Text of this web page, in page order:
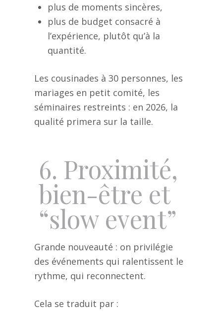
plus de moments sincères,
plus de budget consacré à
l’expérience, plutôt qu’à la
quantité.
Les cousinades à 30 personnes, les
mariages en petit comité, les
séminaires restreints : en 2026, la
qualité primera sur la taille.
6. Proximité,
bien-être et
“slow event”
Grande nouveauté : on privilégie
des événements qui ralentissent le
rythme, qui reconnectent.
Cela se traduit par :